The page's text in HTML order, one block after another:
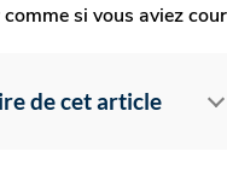
si vous aviez
de cet article